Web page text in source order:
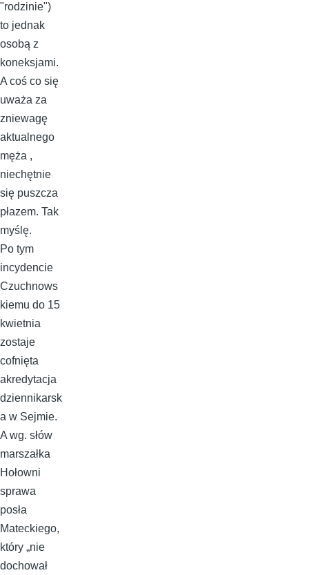
"rodzinie")
to jednak
osobą z
koneksjami.
A coś co się
uważa za
zniewagę
aktualnego
męża ,
niechętnie
się puszcza
płazem. Tak
myślę.
Po tym
incydencie
Czuchnows
kiemu do 15
kwietnia
zostaje
cofnięta
akredytacja
dziennikarsk
a w Sejmie.
A wg. słów
marszałka
Hołowni
sprawa
posła
Mateckiego,
który „nie
dochował